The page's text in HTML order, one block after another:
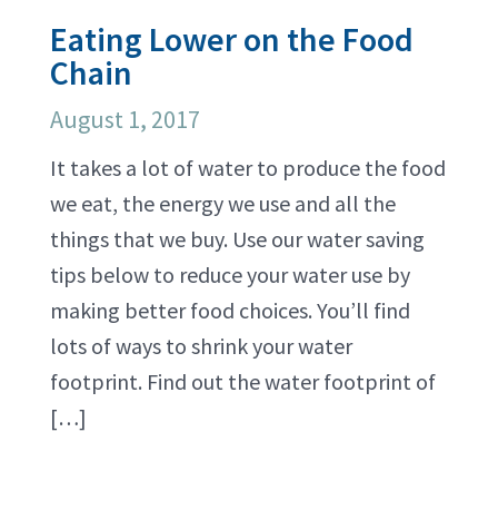
Eating Lower on the Food
Chain
August 1, 2017
It takes a lot of water to produce the food
we eat, the energy we use and all the
things that we buy. Use our water saving
tips below to reduce your water use by
making better food choices. You’ll find
lots of ways to shrink your water
footprint. Find out the water footprint of
[…]